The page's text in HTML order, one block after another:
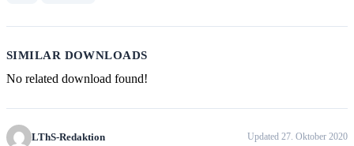
SIMILAR DOWNLOADS
No related download found!
LThS-Redaktion Updated 27. Oktober 2020